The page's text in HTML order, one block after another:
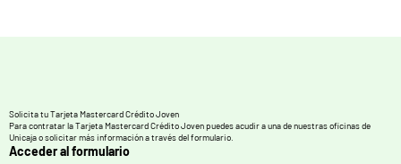
Solicita tu Tarjeta Mastercard Crédito Joven
Para contratar la Tarjeta Mastercard Crédito Joven puedes acudir a una de nuestras oficinas de
Unicaja o solicitar más información a través del formulario.
Acceder al formulario